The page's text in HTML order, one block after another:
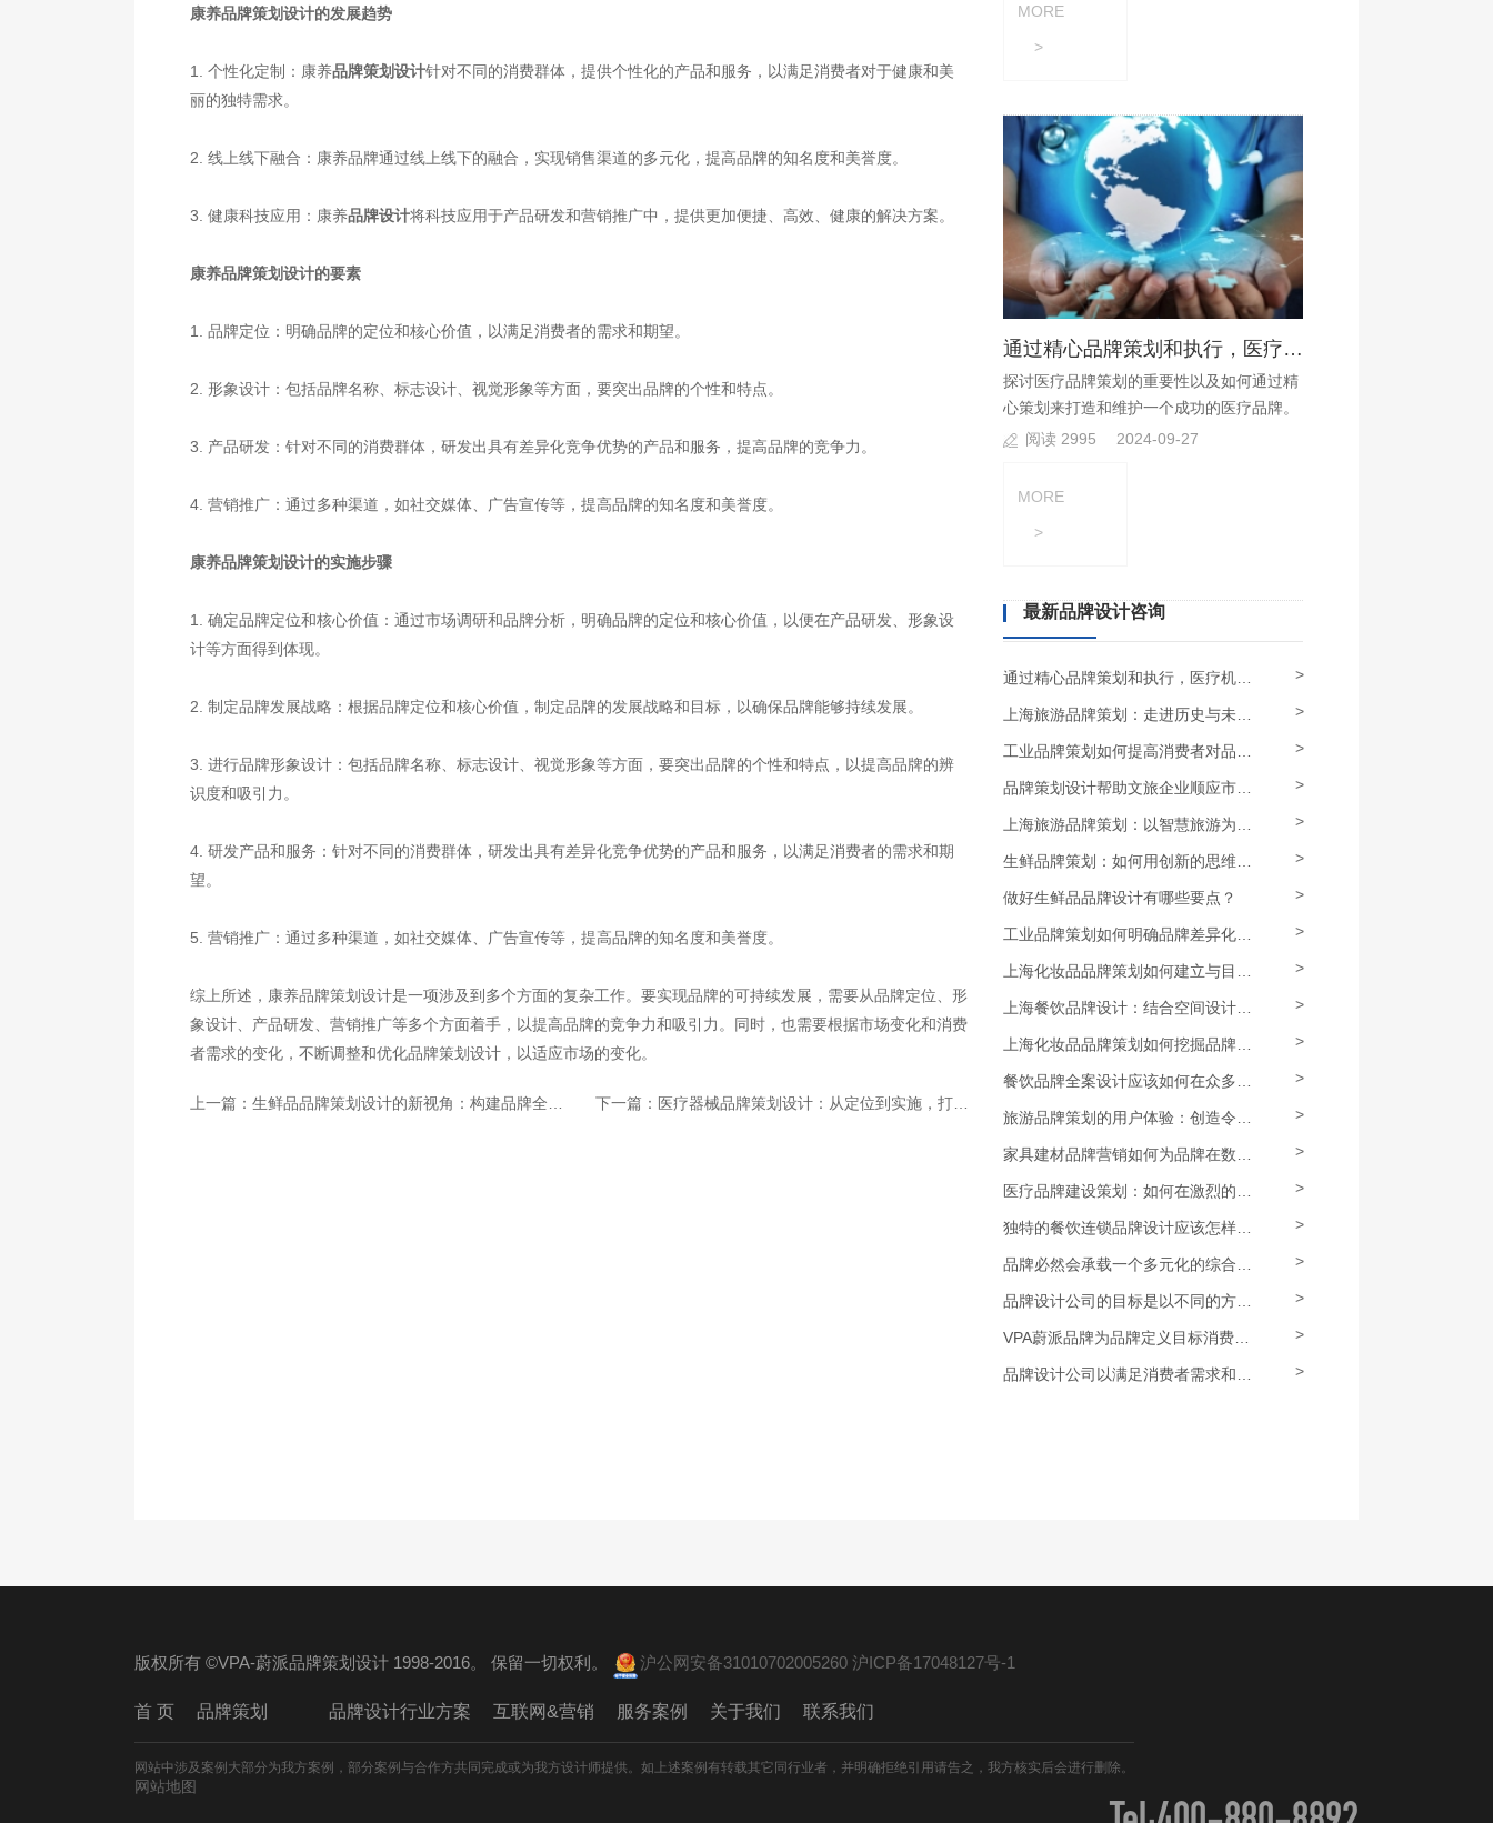
康养品牌策划设计的发展趋势
1. 个性化定制：康养品牌策划设计针对不同的消费群体，提供个性化的产品和服务，以满足消费者对于健康和美
丽的独特需求。
2. 线上线下融合：康养品牌通过线上线下的融合，实现销售渠道的多元化，提高品牌的知名度和美誉度。
3. 健康科技应用：康养品牌设计将科技应用于产品研发和营销推广中，提供更加便捷、高效、健康的解决方案。
康养品牌策划设计的要素
1. 品牌定位：明确品牌的定位和核心价值，以满足消费者的需求和期望。
2. 形象设计：包括品牌名称、标志设计、视觉形象等方面，要突出品牌的个性和特点。
3. 产品研发：针对不同的消费群体，研发出具有差异化竞争优势的产品和服务，提高品牌的竞争力。
4. 营销推广：通过多种渠道，如社交媒体、广告宣传等，提高品牌的知名度和美誉度。
康养品牌策划设计的实施步骤
1. 确定品牌定位和核心价值：通过市场调研和品牌分析，明确品牌的定位和核心价值，以便在产品研发、形象设
计等方面得到体现。
2. 制定品牌发展战略：根据品牌定位和核心价值，制定品牌的发展战略和目标，以确保品牌能够持续发展。
3. 进行品牌形象设计：包括品牌名称、标志设计、视觉形象等方面，要突出品牌的个性和特点，以提高品牌的辨
识度和吸引力。
4. 研发产品和服务：针对不同的消费群体，研发出具有差异化竞争优势的产品和服务，以满足消费者的需求和期
望。
5. 营销推广：通过多种渠道，如社交媒体、广告宣传等，提高品牌的知名度和美誉度。
综上所述，康养品牌策划设计是一项涉及到多个方面的复杂工作。要实现品牌的可持续发展，需要从品牌定位、形
象设计、产品研发、营销推广等多个方面着手，以提高品牌的竞争力和吸引力。同时，也需要根据市场变化和消费
者需求的变化，不断调整和优化品牌策划设计，以适应市场的变化。
上一篇： 生鲜品品牌策划设计的新视角：构建品牌全域流量生态 下一篇： 医疗器械品牌策划设计：从定位到实施，打造健康美丽的未来
MORE
>
通过精心品牌策划和执行，医疗机构可以建立起品牌优势?
探讨医疗品牌策划的重要性以及如何通过精
心策划来打造和维护一个成功的医疗品牌。
阅读 2995
2024-09-27
MORE
>
最新品牌设计咨询
>
>
>
>
>
>
做好生鲜品品牌设计有哪些要点？ >
>
>
>
>
>
>
>
>
>
>
>
>
>
版权所有 ©VPA-蔚派品牌策划设计 1998-2016。 保留一切权利。 沪公网安备31010702005260 沪ICP备17048127号-1
首 页 品牌策划 品牌设计行业方案 互联网&营销 服务案例 关于我们 联系我们
网站中涉及案例大部分为我方案例，部分案例与合作方共同完成或为我方设计师提供。如上述案例有转载其它同行业者，并明确拒绝引用请告之，我方核实后会进行删除。
网站地图